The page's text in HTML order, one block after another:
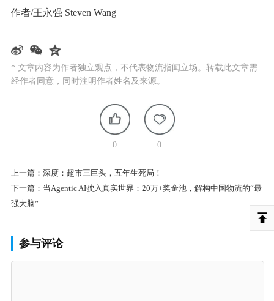
作者/王永强 Steven Wang
* 文章内容为作者独立观点，不代表物流指闻立场。转载此文章需
经作者同意，同时注明作者姓名及来源。
0 0
上一篇： 深度：超市三巨头，五年生死局！
下一篇： 当Agentic AI驶入真实世界：20万+奖金池，解构中国物流的“最
强大脑”
参与评论